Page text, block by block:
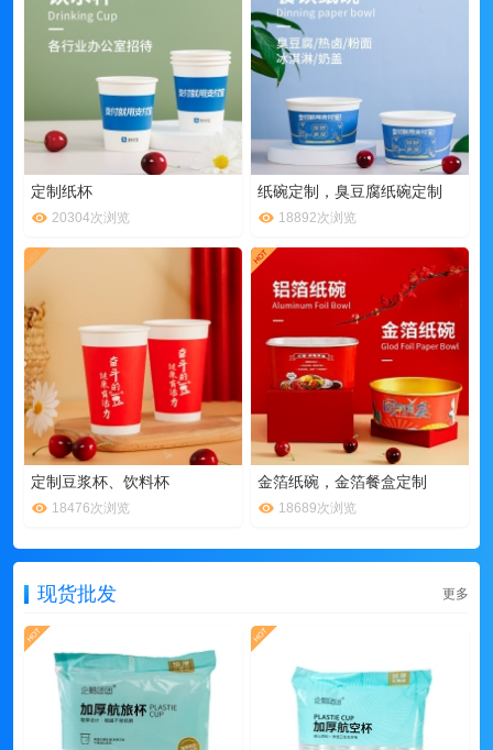
定制纸杯
20304次浏览
纸碗定制，臭豆腐纸碗定制
18892次浏览
定制豆浆杯、饮料杯
18476次浏览
金箔纸碗，金箔餐盒定制
18689次浏览
现货批发 更多